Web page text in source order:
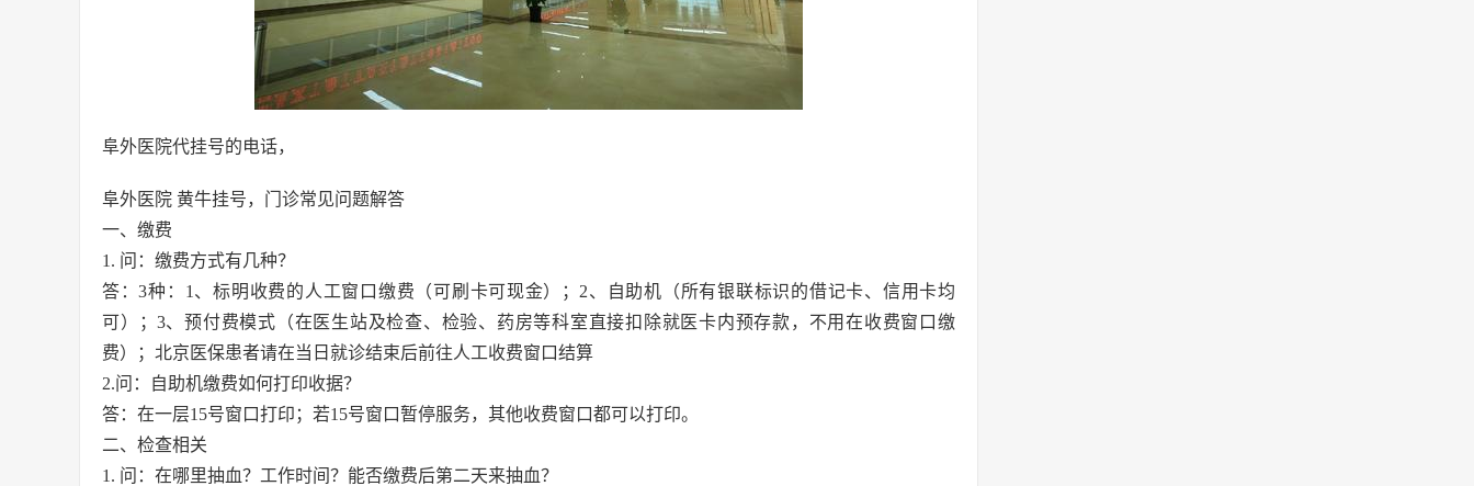
阜外医院代挂号的电话，
阜外医院 黄牛挂号，门诊常见问题解答
一、缴费
1. 问：缴费方式有几种？
答：3种：1、标明收费的人工窗口缴费（可刷卡可现金）；2、自助机（所有银联标识的借记卡、信用卡均
可）；3、预付费模式（在医生站及检查、检验、药房等科室直接扣除就医卡内预存款，不用在收费窗口缴
费）；北京医保患者请在当日就诊结束后前往人工收费窗口结算
2.问：自助机缴费如何打印收据？
答：在一层15号窗口打印；若15号窗口暂停服务，其他收费窗口都可以打印。
二、检查相关
1. 问：在哪里抽血？工作时间？能否缴费后第二天来抽血？